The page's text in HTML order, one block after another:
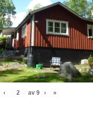
‹ av 9 › »